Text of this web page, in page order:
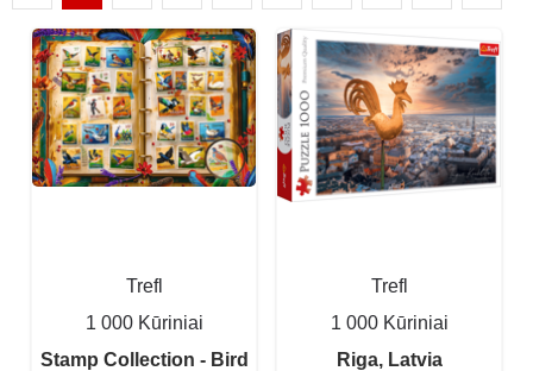
Trefl
1 000 Kūriniai
Stamp Collection - Bird
Trefl
1 000 Kūriniai
Riga, Latvia